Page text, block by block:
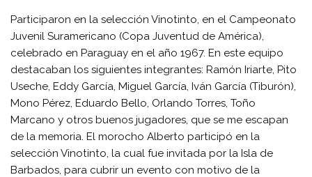
Participaron en la selección Vinotinto, en el Campeonato
Juvenil Suramericano (Copa Juventud de América),
celebrado en Paraguay en el año 1967. En este equipo
destacaban los siguientes integrantes: Ramón Iriarte, Pito
Useche, Eddy García, Miguel García, Iván García (Tiburón),
Mono Pérez, Eduardo Bello, Orlando Torres, Toño
Marcano y otros buenos jugadores, que se me escapan
de la memoria. El morocho Alberto participó en la
selección Vinotinto, la cual fue invitada por la Isla de
Barbados, para cubrir un evento con motivo de la